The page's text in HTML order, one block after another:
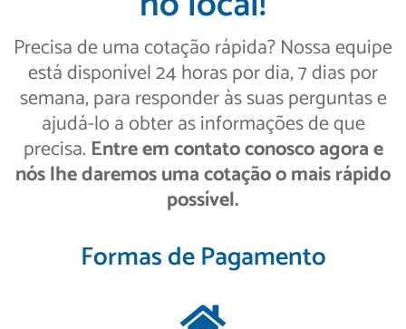
Precisa de uma cotação rápida? Nossa equipe
está disponível 24 horas por dia, 7 dias por
semana, para responder às suas perguntas e
ajudá-lo a obter as informações de que
precisa. Entre em contato conosco agora e
nós lhe daremos uma cotação o mais rápido
possível.
Formas de Pagamento